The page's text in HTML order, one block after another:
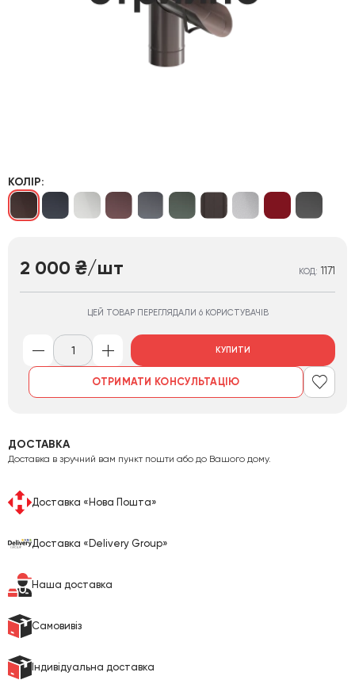
КОЛІР:
2 000 ₴/шт КОД: 1171
ЦЕЙ ТОВАР ПЕРЕГЛЯДАЛИ 6 КОРИСТУВАЧІВ
КУПИТИ
ОТРИМАТИ КОНСУЛЬТАЦІЮ
ДОСТАВКА
Доставка в зручний вам пункт пошти або до Вашого дому.
Доставка «Нова Пошта»
Доставка «Delivery Group»
Наша доставка
Cамовивіз
Індивідуальна доставка